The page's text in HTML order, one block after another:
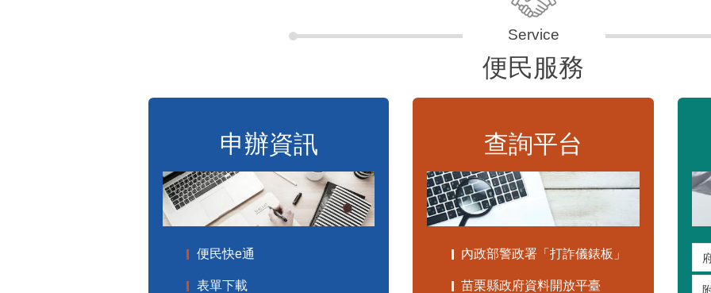
便民服務
申辦資訊
便民快e通
表單下載
查詢平台
內政部警政署「打詐儀錶板」
苗栗縣政府資料開放平臺